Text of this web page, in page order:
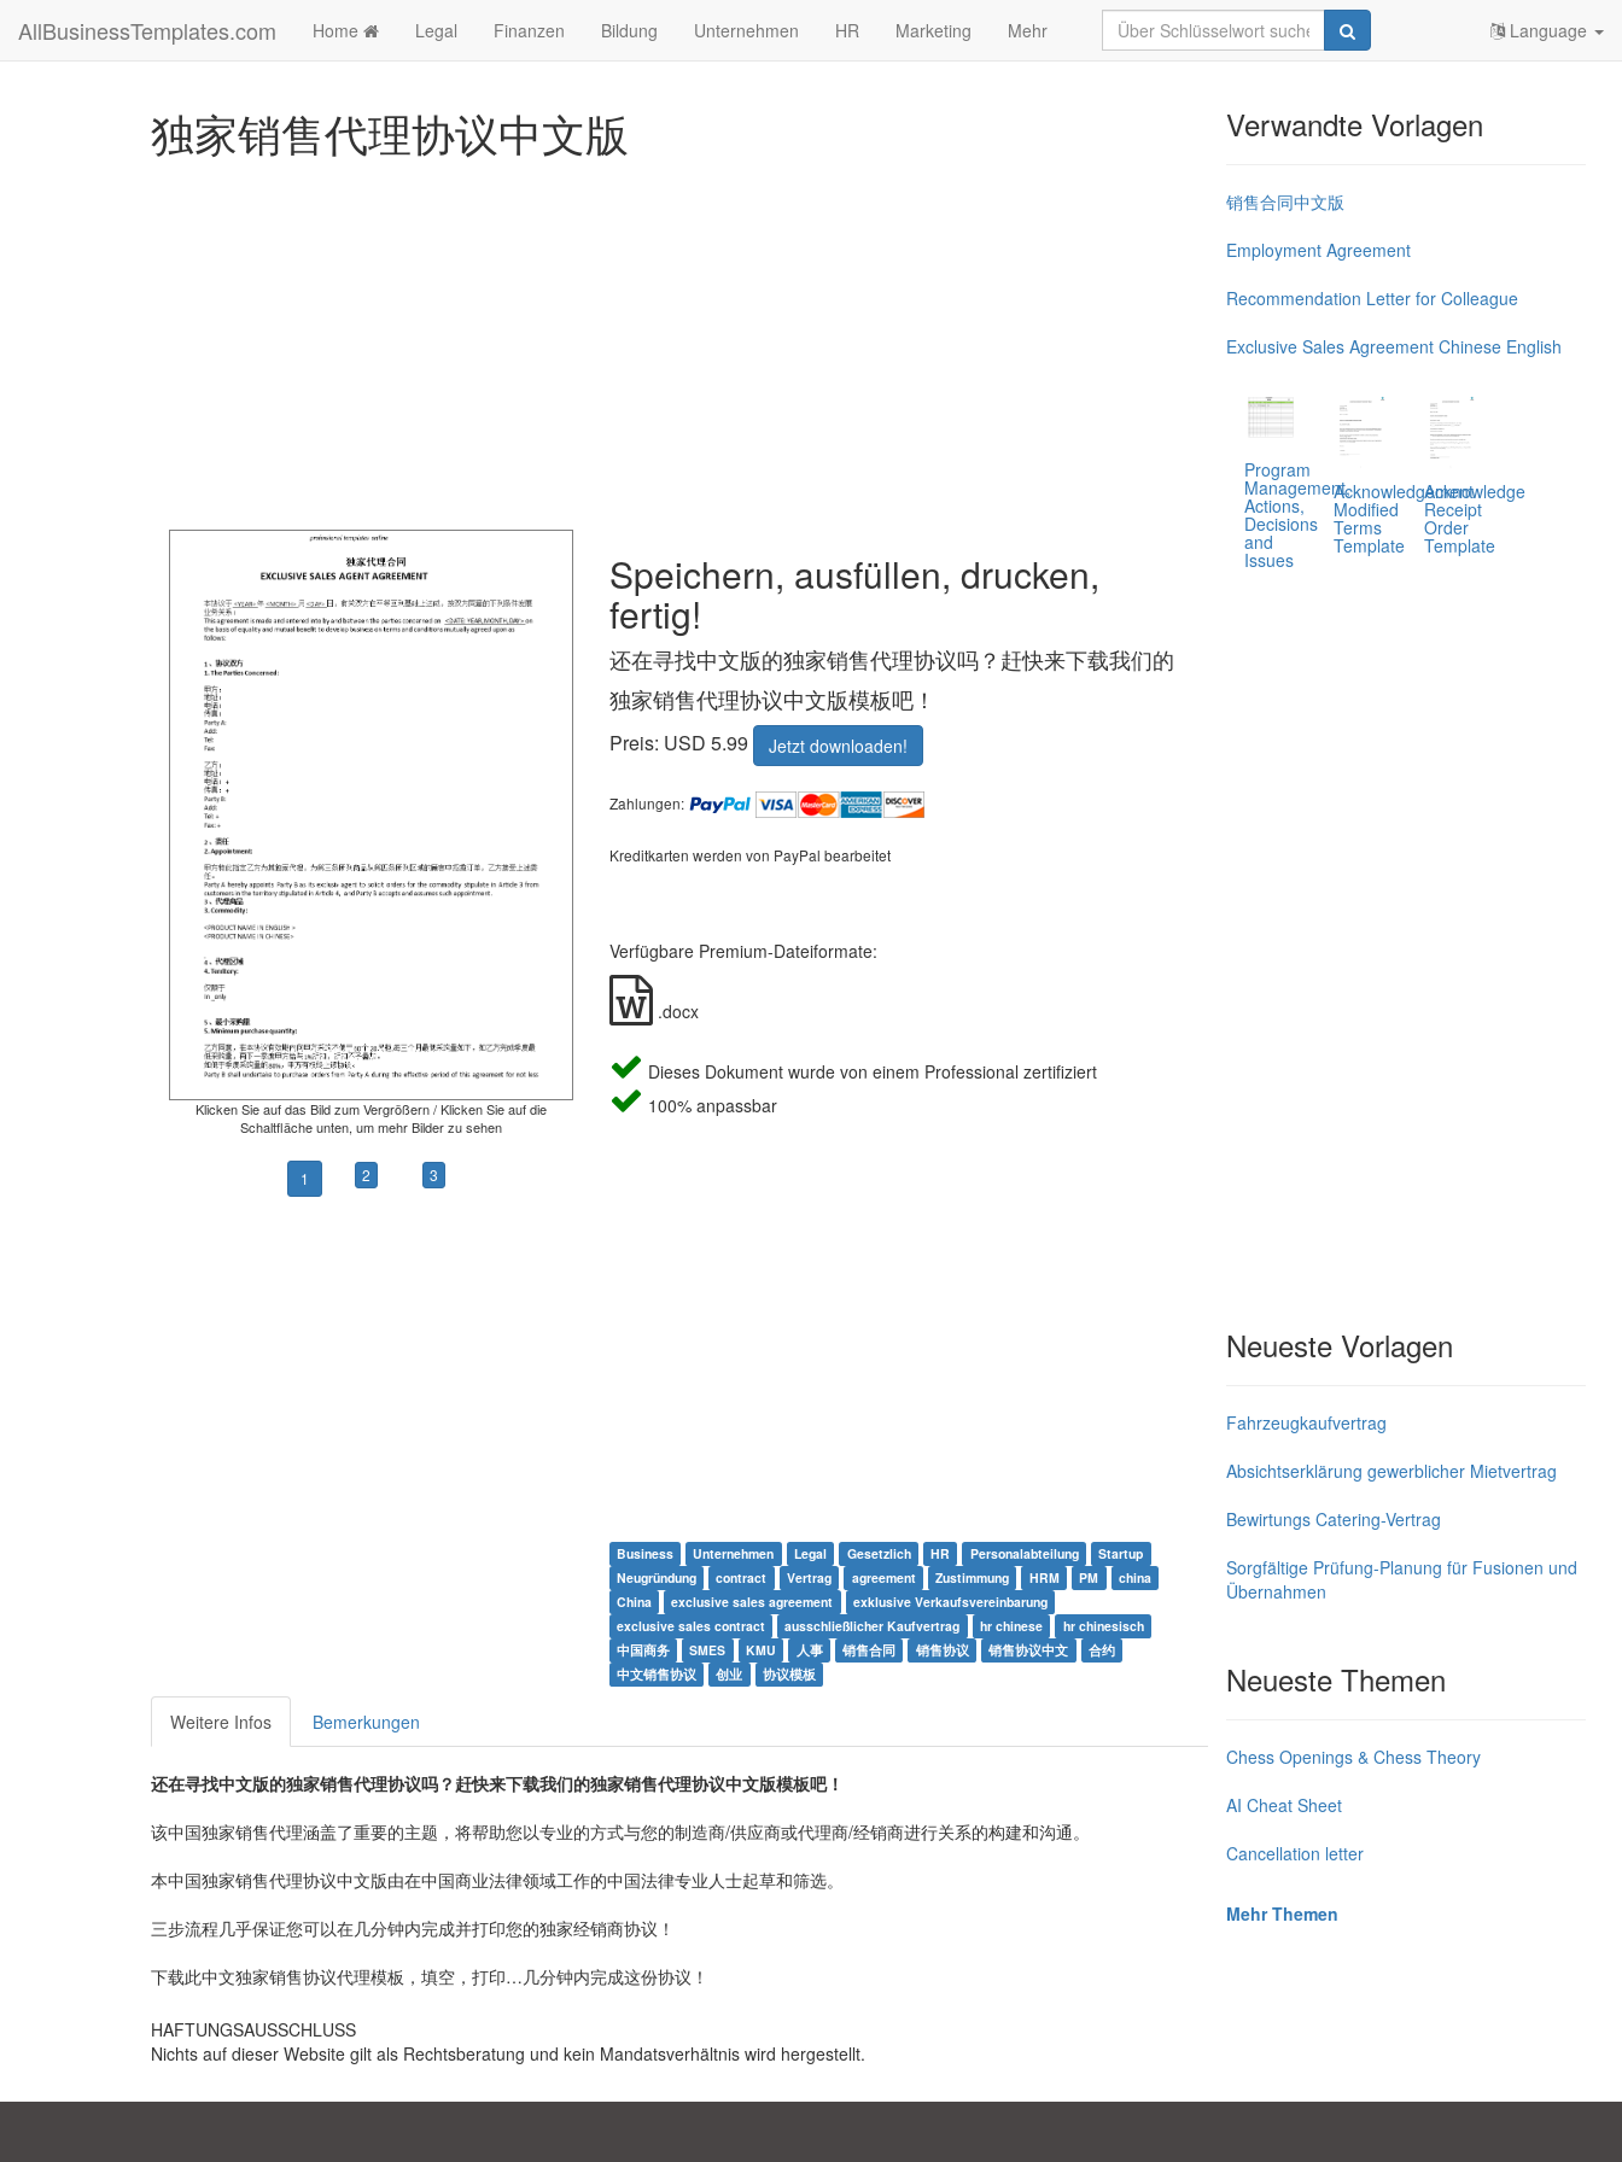
AllBusinessTemplates.com Home Legal Finanzen Bildung Unternehmen HR Marketing Mehr Language
独家销售代理协议中文版
Klicken Sie auf das Bild zum Vergrößern / Klicken Sie auf die
Schaltfläche unten, um mehr Bilder zu sehen
1 2 3
Speichern, ausfüllen, drucken,
fertig!
还在寻找中文版的独家销售代理协议吗？赶快来下载我们的
独家销售代理协议中文版模板吧！
Preis: USD 5.99 Jetzt downloaden!
Zahlungen:
Kreditkarten werden von PayPal bearbeitet
Verfügbare Premium-Dateiformate:
.docx
Dieses Dokument wurde von einem Professional zertifiziert
100% anpassbar
Business Unternehmen Legal Gesetzlich HR Personalabteilung
Startup
Neugründung
contract Vertrag agreement Zustimmung HRM PM
china
China
exclusive sales agreement
exklusive Verkaufsvereinbarung
exclusive sales contract
ausschließlicher Kaufvertrag hr chinese
hr chinesisch
中国商务
SMES KMU 人事 销售合同 销售协议 销售协议中文
合约
中文销售协议
创业 协议模板
Weitere Infos Bemerkungen
还在寻找中文版的独家销售代理协议吗？赶快来下载我们的独家销售代理协议中文版模板吧！
该中国独家销售代理涵盖了重要的主题，将帮助您以专业的方式与您的制造商/供应商或代理商/经销商进行关系的构建和沟通。
本中国独家销售代理协议中文版由在中国商业法律领域工作的中国法律专业人士起草和筛选。
三步流程几乎保证您可以在几分钟内完成并打印您的独家经销商协议！
下载此中文独家销售协议代理模板，填空，打印…几分钟内完成这份协议！
HAFTUNGSAUSSCHLUSS
Nichts auf dieser Website gilt als Rechtsberatung und kein Mandatsverhältnis wird hergestellt.
Verwandte Vorlagen
销售合同中文版
Employment Agreement
Recommendation Letter for Colleague
Exclusive Sales Agreement Chinese English
Program
Management,
Actions,
Decisions
and
Issues
Acknowledgement
Modified
Terms
Template
Acknowledge
Receipt
Order
Template
Neueste Vorlagen
Fahrzeugkaufvertrag
Absichtserklärung gewerblicher Mietvertrag
Bewirtungs Catering-Vertrag
Sorgfältige Prüfung-Planung für Fusionen und
Übernahmen
Neueste Themen
Chess Openings & Chess Theory
AI Cheat Sheet
Cancellation letter
Mehr Themen